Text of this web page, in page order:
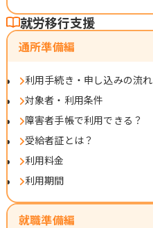
就労移行支援
通所準備編
利用手続き・申し込みの流れ
対象者・利用条件
障害者手帳で利用できる？
受給者証とは？
利用料金
利用期間
就職準備編